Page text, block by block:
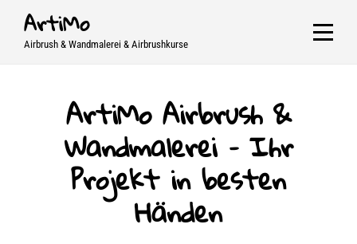
SkipArtiMo
Airbrush & Wandmalerei & Airbrushkurse
ArtiMo Airbrush &
Wandmalerei – Ihr
Projekt in besten
Händen